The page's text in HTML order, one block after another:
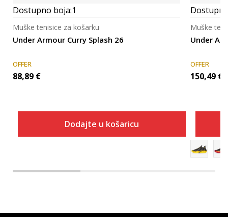
Dostupno boja:1
Under Armour Curry Splash 26
Muške tenisice za košarku
OFFER
88,89 €
Dodajte u košaricu
Under
Muške
OFFER
150,49 €